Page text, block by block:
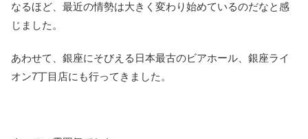
なるほど、最近の情勢は大きく変わり始めているのだなと感
じました。
あわせて、銀座にそびえる日本最古のビアホール、銀座ライ
オン7丁目店にも行ってきました。